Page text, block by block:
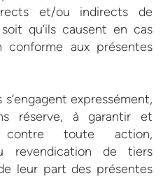
et/ou indirects de
qu’ils causent en cas
conforme aux présentes
expressément,
réserve, à garantir et
contre toute action,
revendication de tiers
leur part des présentes